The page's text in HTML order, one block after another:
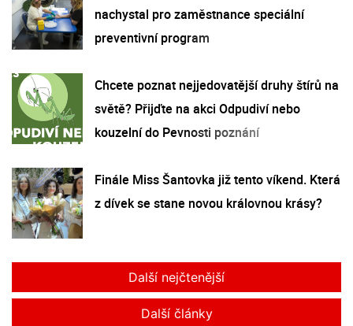
nachystal pro zaměstnance speciální
preventivní program
Chcete poznat nejjedovatější druhy štírů na
světě? Přijďte na akci Odpudiví nebo
kouzelní do Pevnosti poznání
Finále Miss Šantovka již tento víkend. Která
z dívek se stane novou královnou krásy?
Další nejčtenější
Další články